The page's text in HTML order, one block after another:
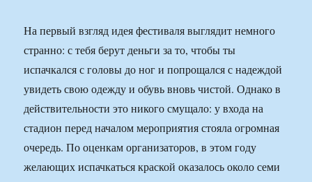
На первый взгляд идея фестиваля выглядит немного
странно: с тебя берут деньги за то, чтобы ты
испачкался с головы до ног и попрощался с надеждой
увидеть свою одежду и обувь вновь чистой. Однако в
действительности это никого смущало: у входа на
стадион перед началом мероприятия стояла огромная
очередь. По оценкам организаторов, в этом году
желающих испачкаться краской оказалось около семи